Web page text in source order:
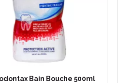
Bain Bouche 500ml